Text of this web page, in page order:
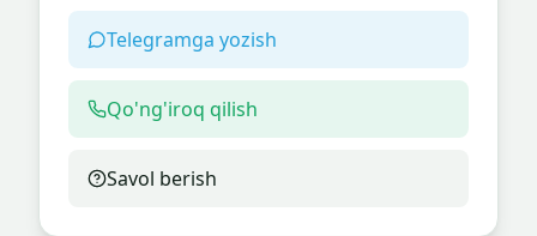
Telegramga yozish
Qo'ng'iroq qilish
Savol berish